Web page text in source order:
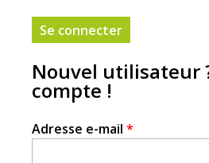
Nouvel utilisateur
compte !
Adresse e-mail *